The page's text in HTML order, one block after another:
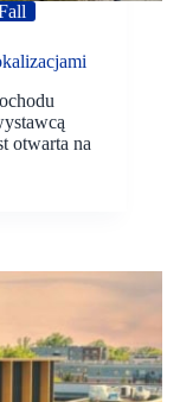
otwarta na